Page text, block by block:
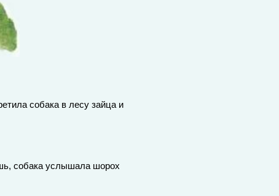
собака в лесу зайца и
собака услышала шорох